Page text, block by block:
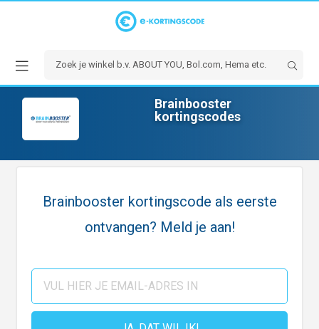
Brainbooster
kortingscodes
Brainbooster kortingscode als eerste
ontvangen? Meld je aan!